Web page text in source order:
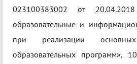
023100383002 от
образовательные и
при реализации
образовательных программ»,